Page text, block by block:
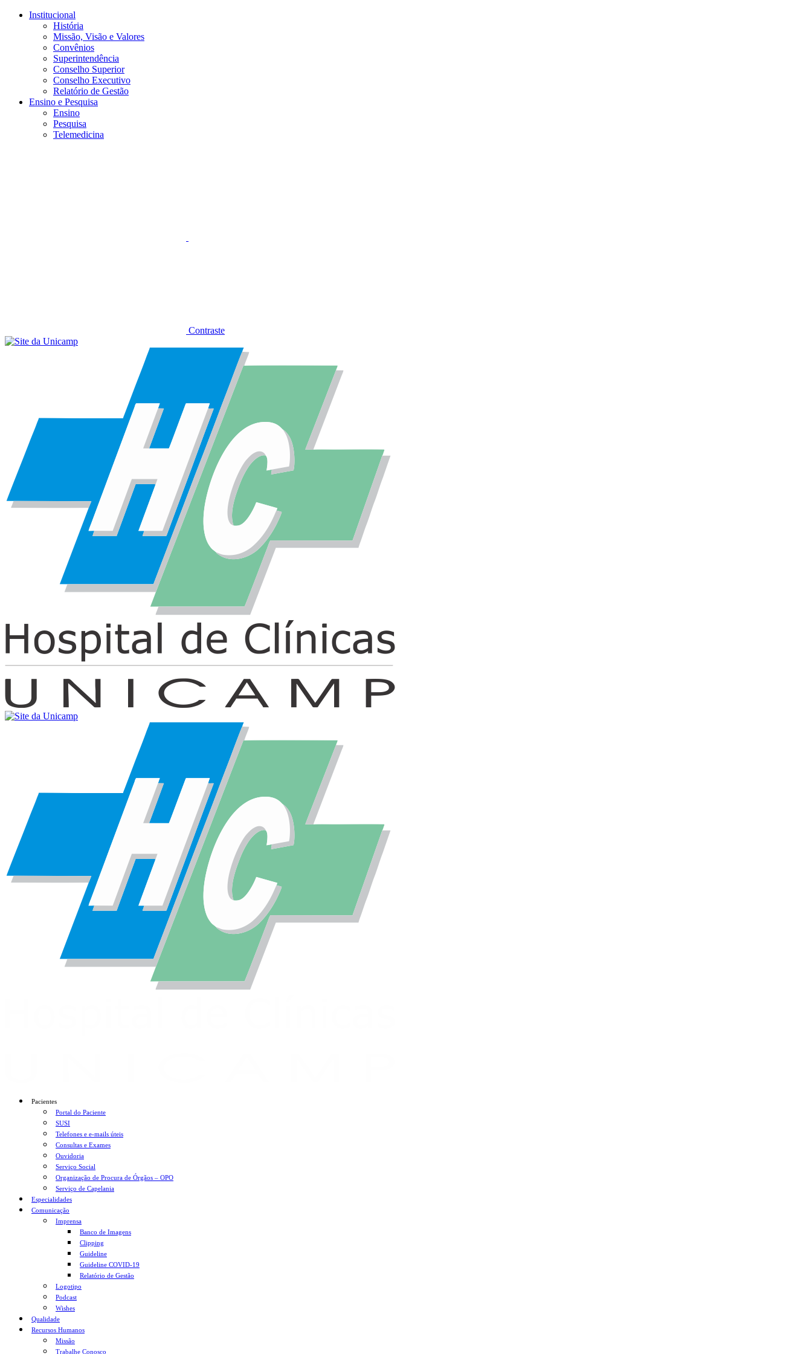
Conteúdo principal
Institucional
História
Missão, Visão e Valores
Convênios
Superintendência
Conselho Superior
Conselho Executivo
Relatório de Gestão
Ensino e Pesquisa
Ensino
Pesquisa
Telemedicina
Contraste
Pacientes
Portal do Paciente
SUSI
Telefones e e-mails úteis
Consultas e Exames
Ouvidoria
Serviço Social
Organização de Procura de Órgãos – OPO
Serviço de Capelania
Especialidades
Comunicação
Imprensa
Banco de Imagens
Clipping
Guideline
Guideline COVID-19
Relatório de Gestão
Logotipo
Podcast
Wishes
Qualidade
Recursos Humanos
Missão
Trabalhe Conosco